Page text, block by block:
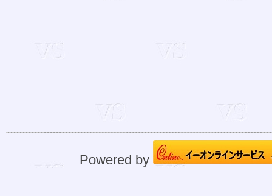
Powered by